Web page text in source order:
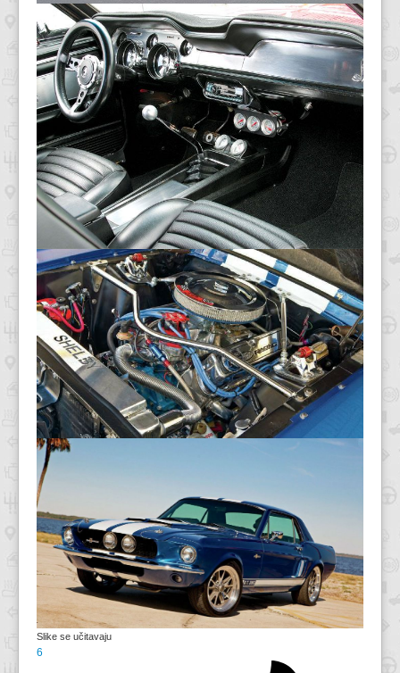
Slike se učitavaju
6